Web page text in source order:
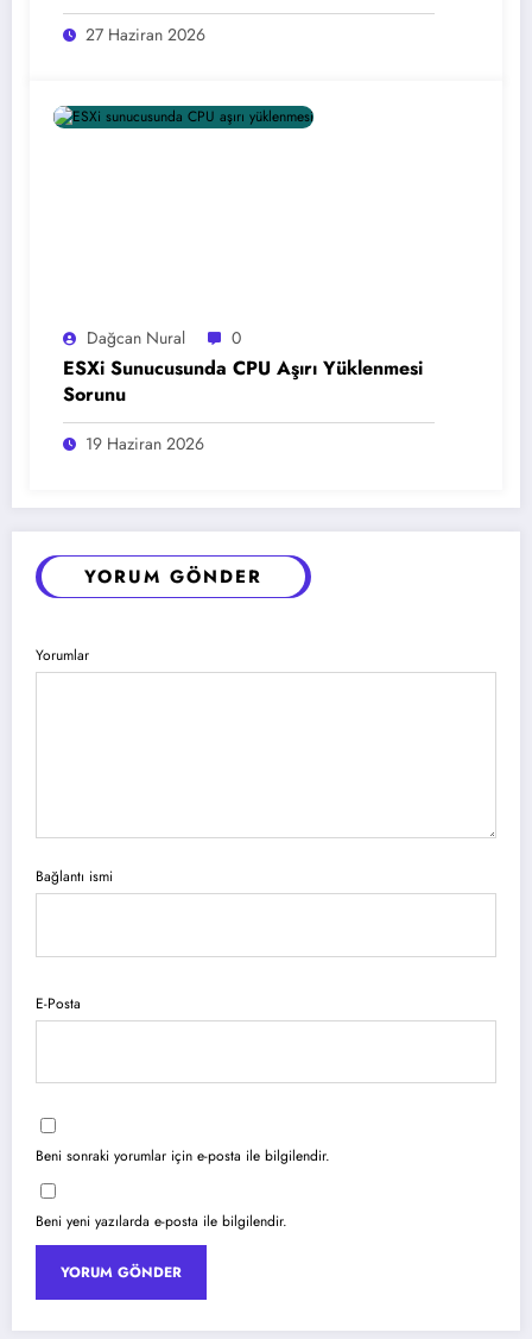
27 Haziran 2026
Dağcan Nural 0
ESXi Sunucusunda CPU Aşırı Yüklenmesi
Sorunu
19 Haziran 2026
YORUM GÖNDER
Yorumlar
Bağlantı ismi
E-Posta
Beni sonraki yorumlar için e-posta ile bilgilendir.
Beni yeni yazılarda e-posta ile bilgilendir.